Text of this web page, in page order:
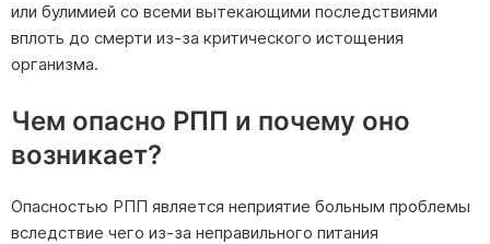
или булимией со всеми вытекающими последствиями
вплоть до смерти из-за критического истощения
организма.
Чем опасно РПП и почему оно
возникает?
Опасностью РПП является неприятие больным проблемы
вследствие чего из-за неправильного питания